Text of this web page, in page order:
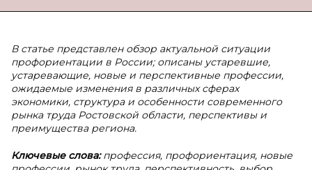
В статье представлен обзор актуальной ситуации
профориентации в России; описаны устаревшие,
устаревающие, новые и перспективные профессии,
ожидаемые изменения в различных сферах
экономики, структура и особенности современного
рынка труда Ростовской области, перспективы и
преимущества региона.
Ключевые слова:профессия, профориентация, новые